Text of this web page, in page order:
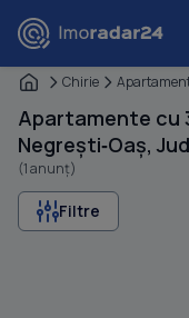
Chirie
Apartamente cu
Negrești‑Oaș,
(1 anunț)
Filtre